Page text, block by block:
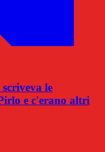
le
e c'erano altri